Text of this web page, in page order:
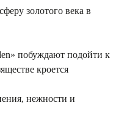
золотого века в
побуждают подойти к
кроется
нежности и